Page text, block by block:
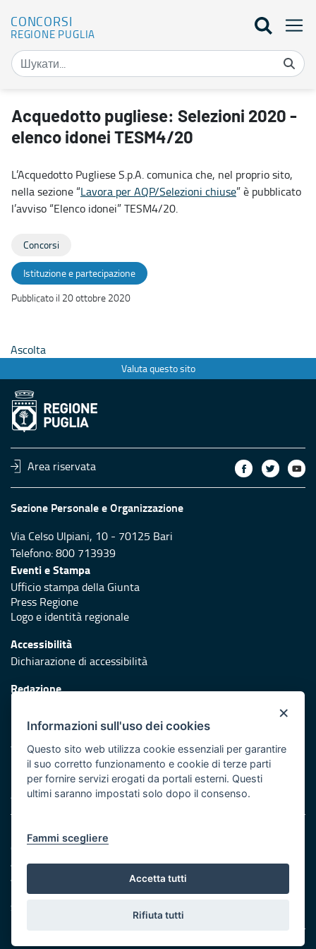
CONCORSI
REGIONE PUGLIA
Acquedotto pugliese: Selezioni 2020 - elenco idonei TESM4/20 -
Acquedotto pugliese: Selezioni 2020 -
elenco idonei TESM4/20
L’Acquedotto Pugliese S.p.A. comunica che, nel proprio sito,
nella sezione “Lavora per AQP/Selezioni chiuse” è pubblicato
l’avviso “Elenco idonei” TESM4/20.
Concorsi
Istituzione e partecipazione
Pubblicato il 20 ottobre 2020
Ascolta
Valuta questo sito
Area riservata
Sezione Personale e Organizzazione
Via Celso Ulpiani, 10 - 70125 Bari
Telefono: 800 713939
Eventi e Stampa
Ufficio stampa della Giunta
Press Regione
Logo e identità regionale
Accessibilità
Dichiarazione di accessibilità
Redazione
Protezione civile
Vai al sito di Protezione Civile Puglia
Iniziativa finanziata con risorse del POR Puglia 2014/2020 -
Asse XI
Note legali
Cookie e privacy
Amministrazione trasparente
Atti di notifica
Feed RSS
Servizi Intranet
×
Informazioni sull'uso dei cookies
Questo sito web utilizza cookie essenziali per garantire
il suo corretto funzionamento e cookie di terze parti
per fornire servizi erogati da portali esterni. Questi
ultimi saranno impostati solo dopo il consenso.
Fammi scegliere
Accetta tutti
Rifiuta tutti